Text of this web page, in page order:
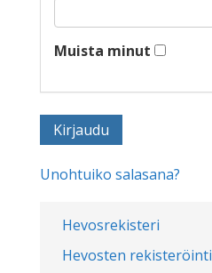
Hevosrekisteri
Hevosten rekisteröinti
Muista minut
Unohtuiko salasana?